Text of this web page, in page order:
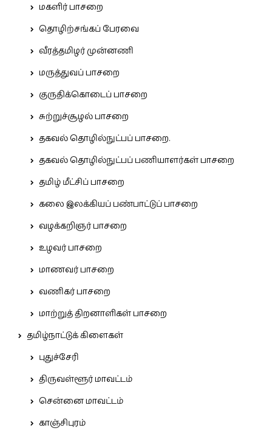
மகளிர் பாசறை
தொழிற்சங்கப் பேரவை
வீரத்தமிழர் முன்னணி
மருத்துவப் பாசறை
குருதிக்கொடைப் பாசறை
சுற்றுச்சூழல் பாசறை
தகவல் தொழில்நுட்பப் பாசறை.
தகவல் தொழில்நுட்பப் பணியாளர்கள் பாசறை
தமிழ் மீட்சிப் பாசறை
கலை இலக்கியப் பண்பாட்டுப் பாசறை
வழக்கறிஞர் பாசறை
உழவர் பாசறை
மாணவர் பாசறை
வணிகர் பாசறை
மாற்றுத் திறனாளிகள் பாசறை
தமிழ்நாட்டுக் கிளைகள்
புதுச்சேரி
திருவள்ளூர் மாவட்டம்
சென்னை மாவட்டம்
காஞ்சிபுரம்